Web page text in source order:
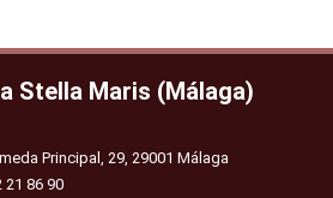
Stella Maris (Málaga)
Principal, 29, 29001 Málaga
21 86 90